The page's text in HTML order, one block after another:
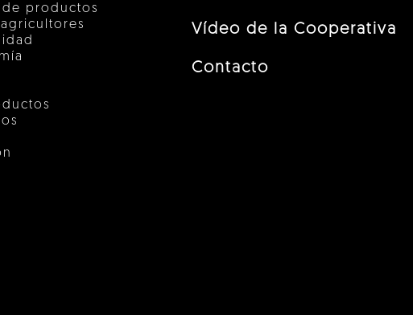
productos
Vídeo de la Cooperativa
Contacto